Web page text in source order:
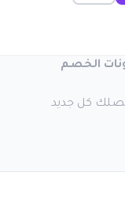
الخصم
كل جديد